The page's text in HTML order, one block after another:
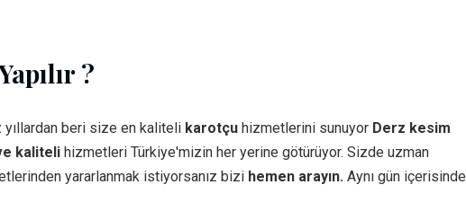
?
beri size en kaliteli karotçu hizmetlerini sunuyor Derz kesim
kaliteli hizmetleri Türkiye'mizin her yerine götürüyor. Sizde uzman
yararlanmak istiyorsanız bizi hemen arayın. Aynı gün içerisinde